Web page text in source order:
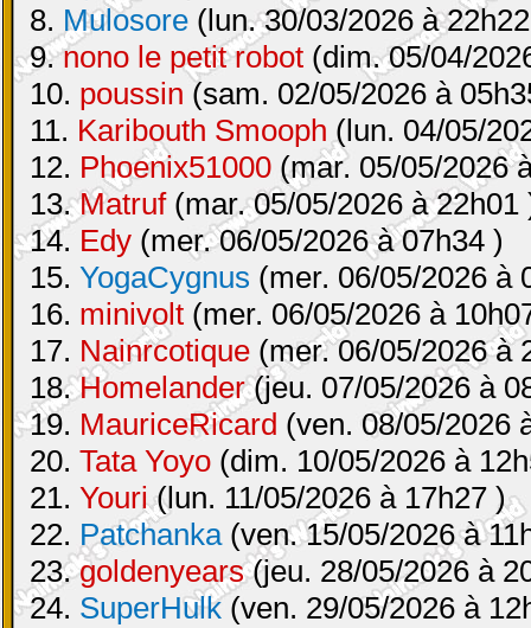
8. Mulosore (lun. 30/03/2026 à
9.nono le petit robot (dim. 05/04/
10. poussin (sam. 02/05/2026 à
11. Karibouth Smooph (lun. 04/05/
12. Phoenix51000 (mar. 05/05/2026
13.Matruf(mar. 05/05/2026 à 22h01
14. Edy (mer. 06/05/2026 à 07h34 )
15. YogaCygnus (mer. 06/05/2026 à
16. minivolt (mer. 06/05/2026 à
17. Nainrcotique (mer. 06/05/2026 à
18.Homelander(jeu. 07/05/2026 à
19. MauriceRicard (ven. 08/05/2026
20. Tata Yoyo (dim. 10/05/2026 à
21. Youri(lun. 11/05/2026 à 17h27 )
22. Patchanka(ven. 15/05/2026 à
23.goldenyears(jeu. 28/05/2026 à
24. SuperHulk (ven. 29/05/2026 à